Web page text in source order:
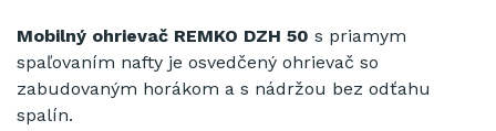
Mobilný ohrievač REMKO DZH 50 s priamym
spaľovaním nafty je osvedčený ohrievač so
zabudovaným horákom a s nádržou bez odťahu
spalín.